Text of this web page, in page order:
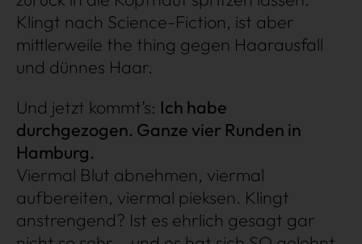
Shopping
Gossip
Experience
Win Win
Klingt nach Science-Fiction, ist aber
mittlerweile the thing gegen Haarausfall
und dünnes Haar.
Und jetzt kommt’s: Ich habe
durchgezogen. Ganze vier Runden in
Hamburg.
Viermal Blut abnehmen, viermal
aufbereiten, viermal pieksen. Klingt
anstrengend? Ist es ehrlich gesagt gar